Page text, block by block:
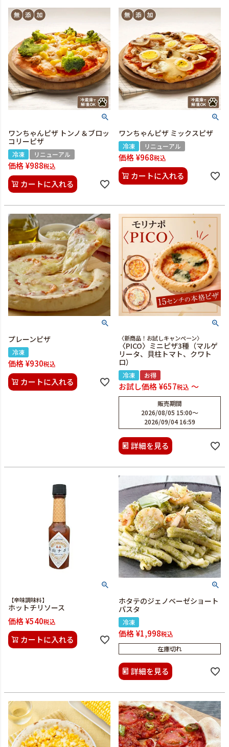
ワンちゃんピザ トンノ＆ブロッ
コリーピザ
冷凍 リニューアル
価格¥988税込
カートに入れる
ワンちゃんピザ ミックスピザ
冷凍 リニューアル
価格¥968税込
カートに入れる
プレーンピザ
冷凍
価格¥930税込
カートに入れる
〈新商品！お試しキャンペーン〉
〈PICO〉ミニピザ3種（マルゲ
リータ、貝柱トマト、クワト
ロ）
冷凍 お得
お試し価格¥657税込 〜
販売期間
2026/08/05 15:00〜
2026/09/04 16:59
詳細を見る
【辛味調味料】
ホットチリソース
価格¥540税込
カートに入れる
ホタテのジェノベーゼショート
パスタ
冷凍
価格¥1,998税込
在庫切れ
詳細を見る